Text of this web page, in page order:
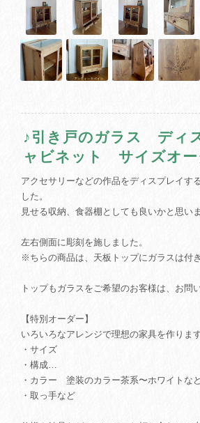
♪引き戸のガラス ディ
ャビネット サイズオー
アクセサリーなどの作品をディスプレイす
した。
見せる収納、食器棚としても良いかと思いま
左右側面に彫刻を施しました。
※ちらの商品は、天板トップにガラスは付き
トップもガラスをご希望のお客様は、お問
【特別オーダー】
いろいろなアレンジで理想の家具を作ります
・サイズ
・構成…
・カラー 塗装のカラー茶系〜ホワイトな
・取っ手など